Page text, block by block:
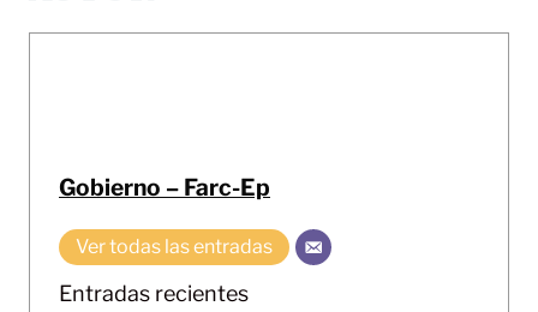
Gobierno – Farc-Ep
Ver todas las entradas
Entradas recientes